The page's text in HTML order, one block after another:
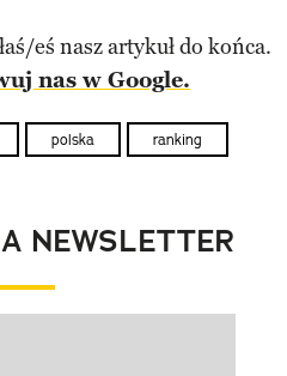
eś nasz artykuł do końca.
nas w Google.
polska ranking
NEWSLETTER